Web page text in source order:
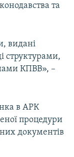
та
видані
структурами,
КПВВ», –
в АРК
процедури
документів